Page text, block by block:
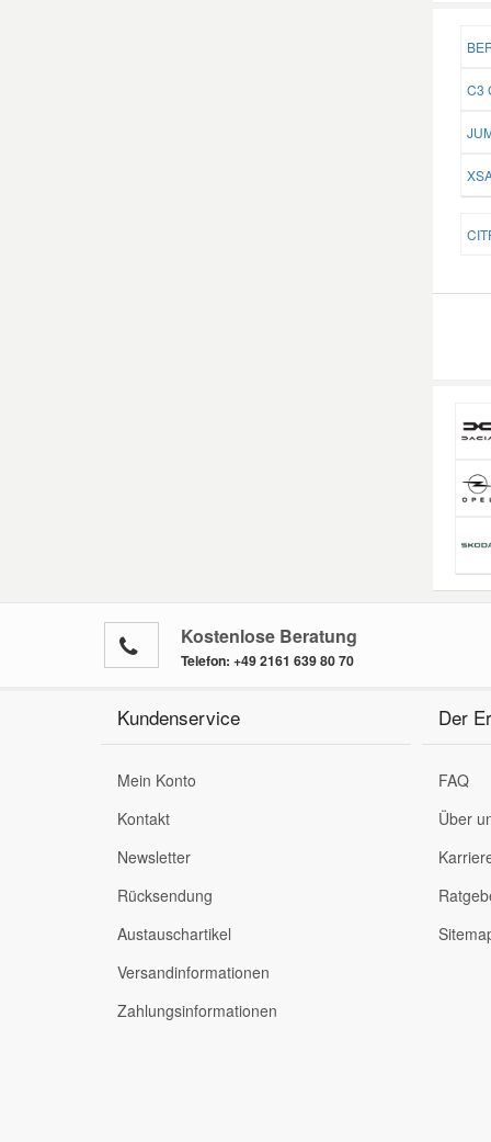
C3
Kostenlose Beratung
Telefon: +49 2161 639 80 70
Kundenservice
Mein Konto
Kontakt
Newsletter
Rücksendung
Austauschartikel
Versandinformationen
Zahlungsinformationen
Der
FAQ
Über